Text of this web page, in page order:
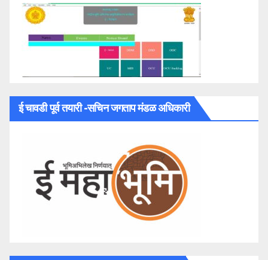
ई चावडी पूर्व तयारी -सचिन जगताप मंडळ अधिकारी